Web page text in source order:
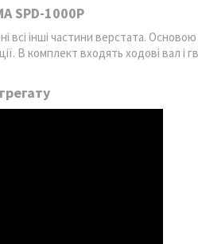
SPD-1000P
всі інші частини верстата.
В комплект входять ходові вал і